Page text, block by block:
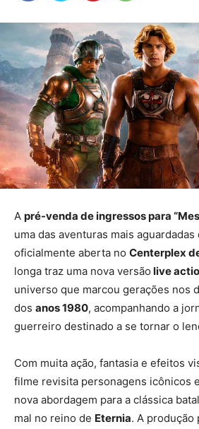
A pré-venda de ingressos para
uma das aventuras mais aguardadas
oficialmente aberta no Centerplex
longa traz uma nova versão live
universo que marcou gerações nos
dos anos 1980, acompanhando a
guerreiro destinado a se tornar o
Com muita ação, fantasia e efeitos
filme revisita personagens icônicos
nova abordagem para a clássica
mal no reino de Eternia. A